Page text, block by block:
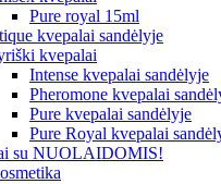
Pure royal 15ml
kvepalai sandėlyje
kvepalai
Intense kvepalai sandėlyje
Pheromone kvepalai
Pure kvepalai sandėlyje
Pure Royal kvepalai
su NUOLAIDOMIS!